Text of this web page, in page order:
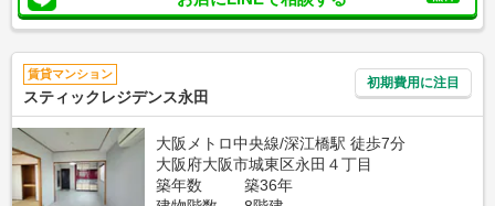
賃貸マンション
スティックレジデンス永田
初期費用に注目
大阪メトロ中央線/深江橋駅 徒歩7分
大阪府大阪市城東区永田４丁目
築年数
築36年